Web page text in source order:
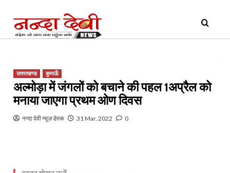
content
Menu
उत्तराखण्ड कुमाऊँ
अल्मोड़ा में जंगलों को बचाने की पहल 1अप्रैल को
मनाया जाएगा प्रथम ओण दिवस
नन्दा देवी न्यूज़ डेस्क 31 Mar, 2022 0